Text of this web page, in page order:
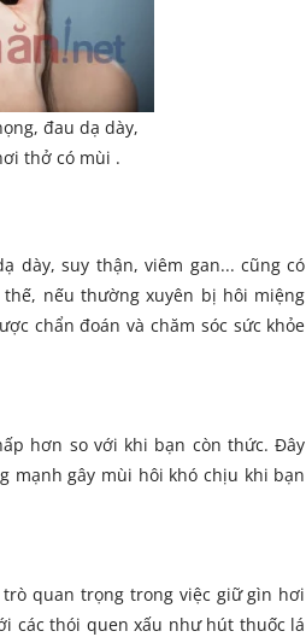
đau dạ dày,
thở có mùi .
dày, suy thận, viêm gan... cũng có
nếu thường xuyên bị hôi miệng
chẩn đoán và chăm sóc sức khỏe
hơn so với khi bạn còn thức. Đây
mạnh gây mùi hôi khó chịu khi bạn
quan trọng trong việc giữ gìn hơi
các thói quen xấu như hút thuốc lá